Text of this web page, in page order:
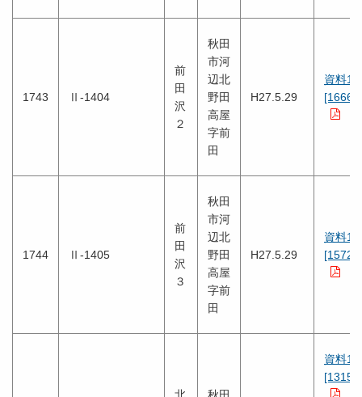
1743 Ⅱ-1404
前
田
沢
２
秋田
市河
辺北
野田
高屋
字前
田
H27.5.29
資料1
1744 Ⅱ-1405
前
田
沢
３
秋田
市河
辺北
野田
高屋
字前
田
H27.5.29
資料1
資料1